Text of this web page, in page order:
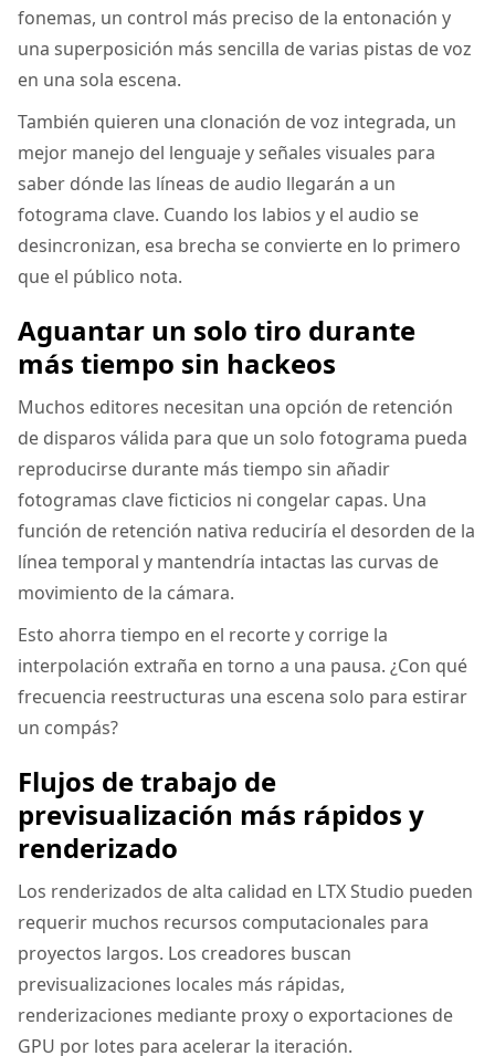
fonemas, un control más preciso de la entonación y
una superposición más sencilla de varias pistas de voz
en una sola escena.
También quieren una clonación de voz integrada, un
mejor manejo del lenguaje y señales visuales para
saber dónde las líneas de audio llegarán a un
fotograma clave. Cuando los labios y el audio se
desincronizan, esa brecha se convierte en lo primero
que el público nota.
Aguantar un solo tiro durante
más tiempo sin hackeos
Muchos editores necesitan una opción de retención
de disparos válida para que un solo fotograma pueda
reproducirse durante más tiempo sin añadir
fotogramas clave ficticios ni congelar capas. Una
función de retención nativa reduciría el desorden de la
línea temporal y mantendría intactas las curvas de
movimiento de la cámara.
Esto ahorra tiempo en el recorte y corrige la
interpolación extraña en torno a una pausa. ¿Con qué
frecuencia reestructuras una escena solo para estirar
un compás?
Flujos de trabajo de
previsualización más rápidos y
renderizado
Los renderizados de alta calidad en LTX Studio pueden
requerir muchos recursos computacionales para
proyectos largos. Los creadores buscan
previsualizaciones locales más rápidas,
renderizaciones mediante proxy o exportaciones de
GPU por lotes para acelerar la iteración.